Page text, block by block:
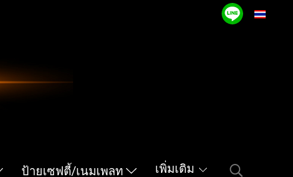
ป้ายเซฟตี้/เนมเพลท เพิ่มเติม